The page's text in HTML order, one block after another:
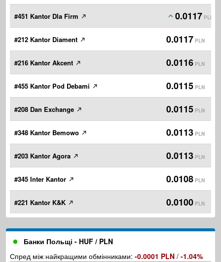
#451 Kantor Dla Firm 0.0117 PLN
#212 Kantor Diament 0.0117 PLN
#216 Kantor Akcent 0.0116 PLN
#455 Kantor Pod Debami 0.0115 PLN
#208 Dan Exchange 0.0115 PLN
#348 Kantor Bemowo 0.0113 PLN
#203 Kantor Agora 0.0113 PLN
#345 Inter Kantor 0.0108 PLN
#221 Kantor K&K 0.0100 PLN
Банки Польщі - HUF / PLN
Спред між найкращими обмінниками: -0.0001 PLN / -1.04%